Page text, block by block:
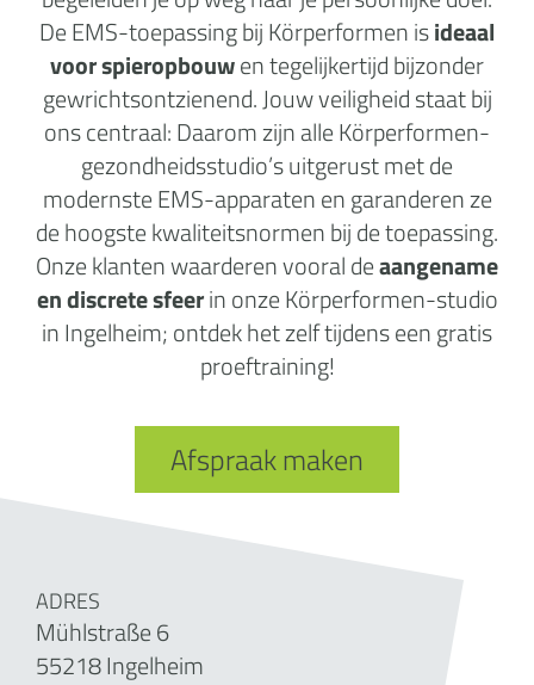
De EMS-toepassing bij Körperformen isideaal
voor spieropbouwen tegelijkertijd bijzonder
gewrichtsontzienend. Jouw veiligheid staat bij
ons centraal: Daarom zijn alle Körperformen-
gezondheidsstudio’s uitgerust met de
modernste EMS-apparaten en garanderen ze
de hoogste kwaliteitsnormen bij de toepassing.
Onze klanten waarderen vooral deaangename
en discrete sfeerin onze Körperformen-studio
in Ingelheim; ontdek het zelf tijdens een gratis
proeftraining!
Afspraak maken
ADRES
Mühlstraße 6
55218 Ingelheim